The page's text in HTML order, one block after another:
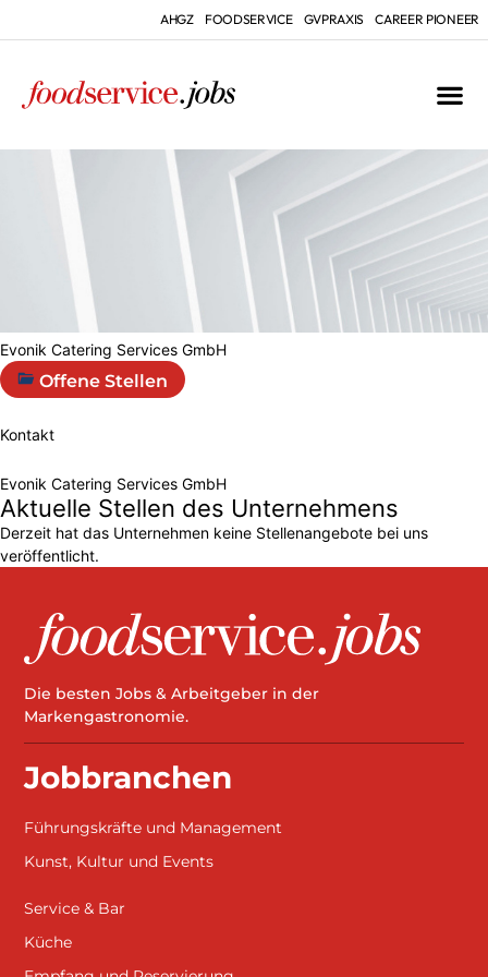
AHGZ FOODSERVICE GVPRAXIS CAREER PIONEER
Evonik Catering Services GmbH
Offene Stellen
Kontakt
Evonik Catering Services GmbH
Aktuelle Stellen des Unternehmens
Derzeit hat das Unternehmen keine Stellenangebote bei uns
veröffentlicht.
Die besten Jobs & Arbeitgeber in der
Markengastronomie.
Jobbranchen
Führungskräfte und Management
Kunst, Kultur und Events
Service & Bar
Küche